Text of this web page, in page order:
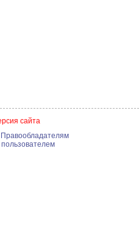
сайта
Правообладателям